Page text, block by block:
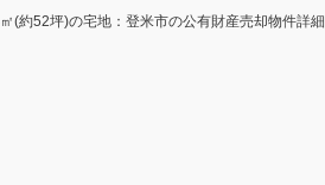
(約52坪)の宅地：登米市の公有財産売却物件詳細